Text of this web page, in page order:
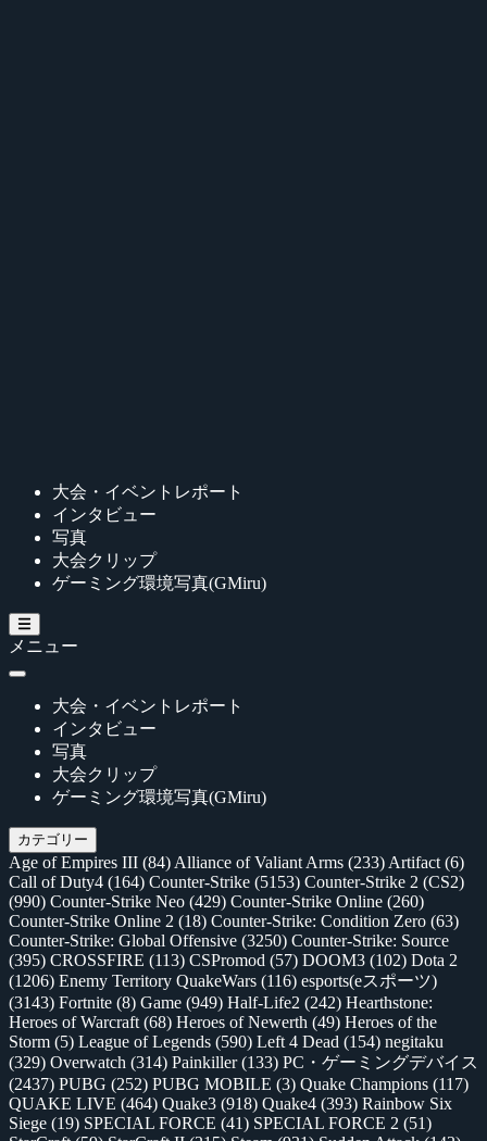
大会・イベントレポート
インタビュー
写真
大会クリップ
ゲーミング環境写真(GMiru)
メニュー
大会・イベントレポート
インタビュー
写真
大会クリップ
ゲーミング環境写真(GMiru)
カテゴリー
Age of Empires III (84) Alliance of Valiant Arms (233) Artifact (6)
Call of Duty4 (164) Counter-Strike (5153) Counter-Strike 2 (CS2)
(990) Counter-Strike Neo (429) Counter-Strike Online (260)
Counter-Strike Online 2 (18) Counter-Strike: Condition Zero (63)
Counter-Strike: Global Offensive (3250) Counter-Strike: Source
(395) CROSSFIRE (113) CSPromod (57) DOOM3 (102) Dota 2
(1206) Enemy Territory QuakeWars (116) esports(eスポーツ)
(3143) Fortnite (8) Game (949) Half-Life2 (242) Hearthstone:
Heroes of Warcraft (68) Heroes of Newerth (49) Heroes of the
Storm (5) League of Legends (590) Left 4 Dead (154) negitaku
(329) Overwatch (314) Painkiller(133) PC・ゲーミングデバイス
(2437) PUBG (252) PUBG MOBILE (3) Quake Champions (117)
QUAKE LIVE (464) Quake3 (918) Quake4 (393) Rainbow Six
Siege (19) SPECIAL FORCE (41) SPECIAL FORCE 2 (51)